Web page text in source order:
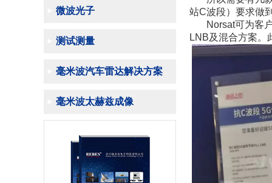
微波光子
测试测量
毫米波汽车雷达解决方案
毫米波太赫兹成像
站C波段）要求做
Norsat可为客户
LNB及混合方案。